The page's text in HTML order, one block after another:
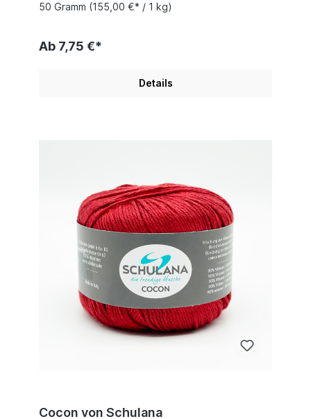
50 Gramm (155,00 €* / 1 kg)
Ab 7,75 €*
Details
Cocon von Schulana